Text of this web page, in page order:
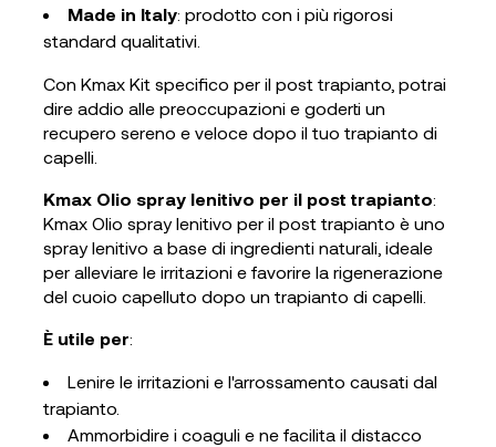
Made in Italy: prodotto con i più rigorosi
standard qualitativi.
Con Kmax Kit specifico per il post trapianto, potrai
dire addio alle preoccupazioni e goderti un
recupero sereno e veloce dopo il tuo trapianto di
capelli.
Kmax Olio spray lenitivo per il post trapianto:
Kmax Olio spray lenitivo per il post trapianto è uno
spray lenitivo a base di ingredienti naturali, ideale
per alleviare le irritazioni e favorire la rigenerazione
del cuoio capelluto dopo un trapianto di capelli.
È utile per:
Lenire le irritazioni e l'arrossamento causati dal
trapianto.
Ammorbidire i coaguli e ne facilita il distacco